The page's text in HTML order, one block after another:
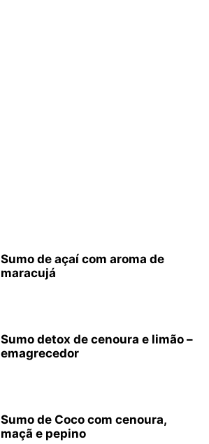
Sumo de açaí com aroma de
maracujá
Sumo detox de cenoura e limão –
emagrecedor
Sumo de Coco com cenoura,
maçã e pepino